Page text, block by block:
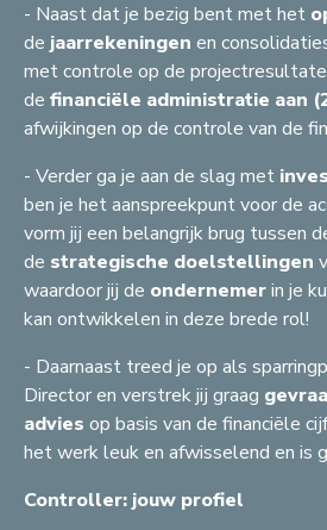
- Naast dat je bezig bent met het
de jaarrekeningen en
met controle op de
de financiële administratie aan
afwijkingen op de controle van de
- Verder ga je aan de slag met
ben je het aanspreekpunt voor de
vorm jij een belangrijk brug tussen
de strategische doelstellingen
waardoor jij de ondernemerin je
kan ontwikkelen in deze brede rol!
- Daarnaast treed je op als
Director en verstrek jij graag
advies op basis van de financiële
het werk leuk en afwisselend en is
Controller: jouw profiel